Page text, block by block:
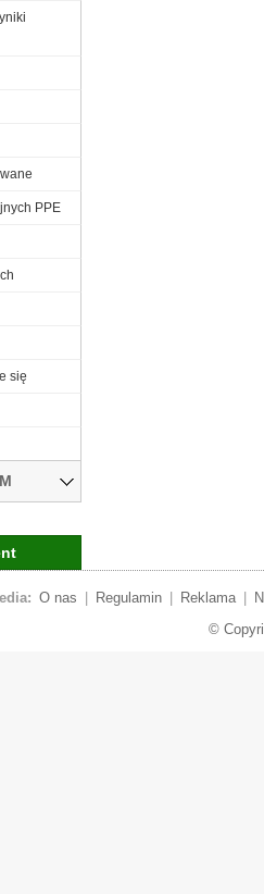
PPE
się
O nas Regulamin Reklama
©